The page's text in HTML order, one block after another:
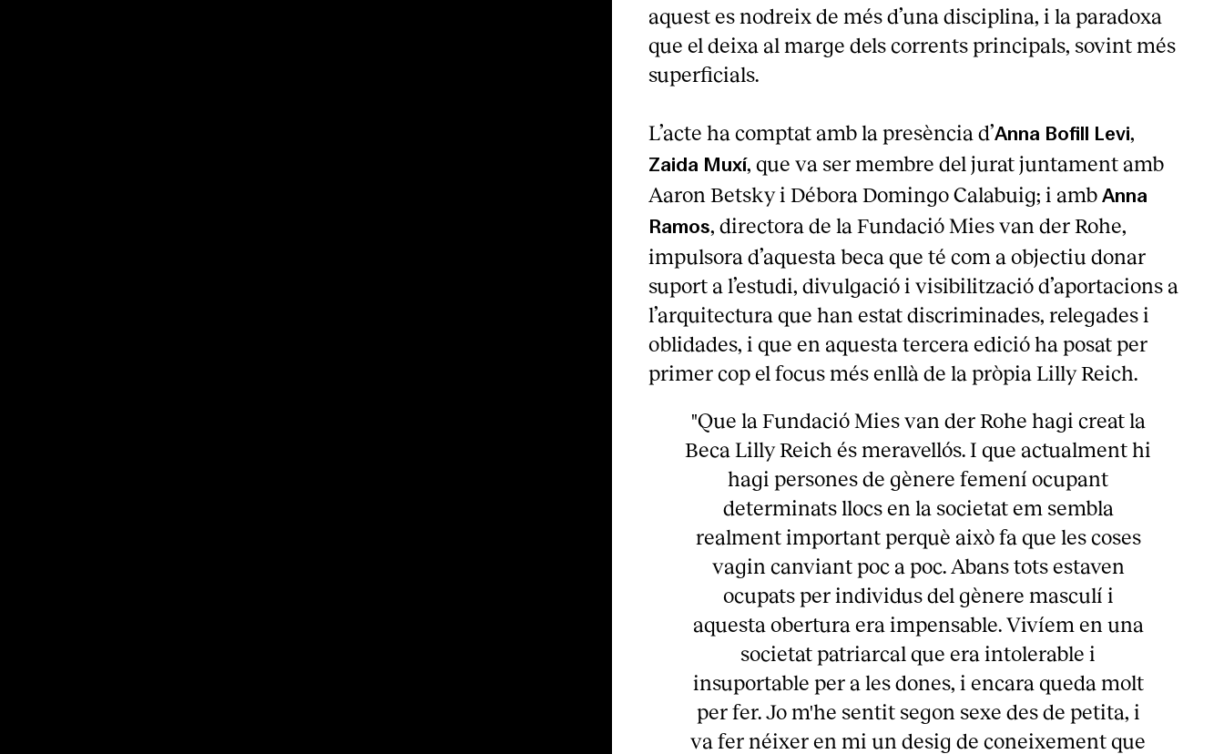
aquest es nodreix de més d’una disciplina, i la paradoxa
que el deixa al marge dels corrents principals, sovint més
superficials.
L’acte ha comptat amb la presència d’Anna Bofill Levi,
Zaida Muxí, que va ser membre del jurat juntament amb
Aaron Betsky i Débora Domingo Calabuig; i amb Anna
Ramos, directora de la Fundació Mies van der Rohe,
impulsora d’aquesta beca que té com a objectiu donar
suport a l’estudi, divulgació i visibilització d’aportacions a
l’arquitectura que han estat discriminades, relegades i
oblidades, i que en aquesta tercera edició ha posat per
primer cop el focus més enllà de la pròpia Lilly Reich.
"Que la Fundació Mies van der Rohe hagi creat la
Beca Lilly Reich és meravellós. I que actualment hi
hagi persones de gènere femení ocupant
determinats llocs en la societat em sembla
realment important perquè això fa que les coses
vagin canviant poc a poc. Abans tots estaven
ocupats per individus del gènere masculí i
aquesta obertura era impensable. Vivíem en una
societat patriarcal que era intolerable i
insuportable per a les dones, i encara queda molt
per fer. Jo m'he sentit segon sexe des de petita, i
va fer néixer en mi un desig de coneixement que